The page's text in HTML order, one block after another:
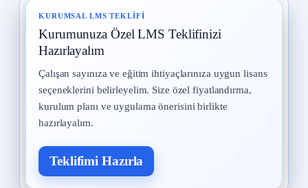
9 Meslek Hastalıkları
28 Temmuz 2025 · 9 okuma
10 Kadın Çalışanların Çalıştırılması
2 Eylül 2025 · 8 okuma
KURUMSAL LMS TEKLIFI
Kurumunuza Özel LMS Teklifinizi
Hazırlayalım
Çalışan sayınıza ve eğitim ihtiyaçlarınıza uygun lisans
seçeneklerini belirleyelim. Size özel fiyatlandırma,
kurulum planı ve uygulama önerisini birlikte
hazırlayalım.
Teklifimi Hazırla